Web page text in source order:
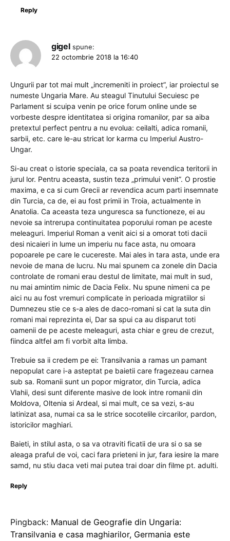
Reply
gigel spune:
22 octombrie 2018 la 16:40
Ungurii par tot mai mult „incremeniti in proiect”, iar proiectul se
numeste Ungaria Mare. Au steagul Tinutului Secuiesc pe
Parlament si scuipa venin pe orice forum online unde se
vorbeste despre identitatea si origina romanilor, par sa aiba
pretextul perfect pentru a nu evolua: ceilalti, adica romanii,
sarbii, etc. care le-au stricat lor karma cu Imperiul Austro-
Ungar.
Si-au creat o istorie speciala, ca sa poata revendica teritorii in
jurul lor. Pentru aceasta, sustin teza „primului venit”. O prostie
maxima, e ca si cum Grecii ar revendica acum parti insemnate
din Turcia, ca de, ei au fost primii in Troia, actualmente in
Anatolia. Ca aceasta teza unguresca sa functioneze, ei au
nevoie sa intrerupa continuitatea poporului roman pe aceste
meleaguri. Imperiul Roman a venit aici si a omorat toti dacii
desi nicaieri in lume un imperiu nu face asta, nu omoara
popoarele pe care le cucereste. Mai ales in tara asta, unde era
nevoie de mana de lucru. Nu mai spunem ca zonele din Dacia
controlate de romani erau destul de limitate, mai mult in sud,
nu mai amintim nimic de Dacia Felix. Nu spune nimeni ca pe
aici nu au fost vremuri complicate in perioada migratiilor si
Dumnezeu stie ce s-a ales de daco-romani si cat la suta din
romani mai reprezinta ei, Dar sa spui ca au disparut toti
oamenii de pe aceste meleaguri, asta chiar e greu de crezut,
fiindca altfel am fi vorbit alta limba.
Trebuie sa ii credem pe ei: Transilvania a ramas un pamant
nepopulat care i-a asteptat pe baietii care fragezeau carnea
sub sa. Romanii sunt un popor migrator, din Turcia, adica
Vlahii, desi sunt diferente masive de look intre romanii din
Moldova, Oltenia si Ardeal, si mai mult, ce sa vezi, s-au
latinizat asa, numai ca sa le strice socotelile circarilor, pardon,
istoricilor maghiari.
Baieti, in stilul asta, o sa va otraviti ficatii de ura si o sa se
aleaga praful de voi, caci fara prieteni in jur, fara iesire la mare
samd, nu stiu daca veti mai putea trai doar din filme pt. adulti.
Reply
Pingback: Manual de Geografie din Ungaria:
Transilvania e casa maghiarilor, Germania este